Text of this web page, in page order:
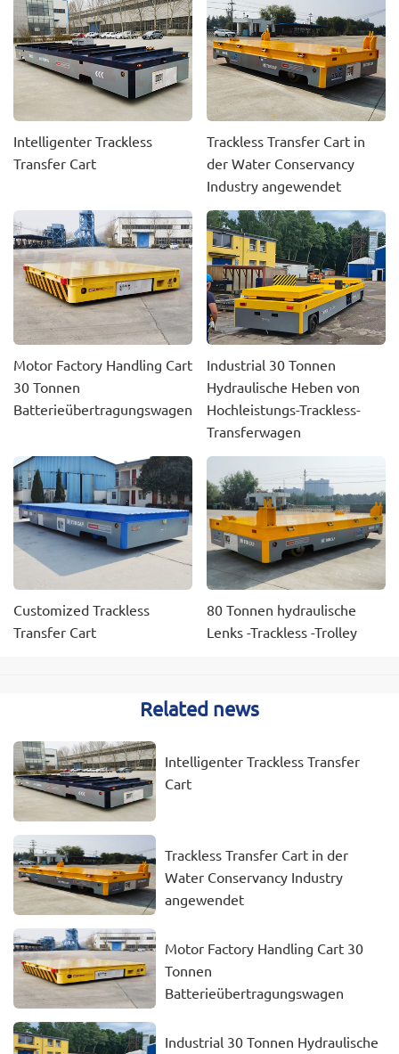
Intelligenter Trackless
Transfer Cart
Trackless Transfer Cart in
der Water Conservancy
Industry angewendet
Motor Factory Handling Cart
30 Tonnen
Batterieübertragungswagen
Industrial 30 Tonnen
Hydraulische Heben von
Hochleistungs-Trackless-
Transferwagen
Customized Trackless
Transfer Cart
80 Tonnen hydraulische
Lenks -Trackless -Trolley
Related news
Intelligenter Trackless Transfer
Cart
Trackless Transfer Cart in der
Water Conservancy Industry
angewendet
Motor Factory Handling Cart 30
Tonnen
Batterieübertragungswagen
Industrial 30 Tonnen Hydraulische